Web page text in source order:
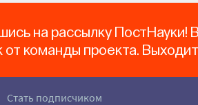
на рассылку ПостНауки!
от команды проекта.
Стать подписчиком